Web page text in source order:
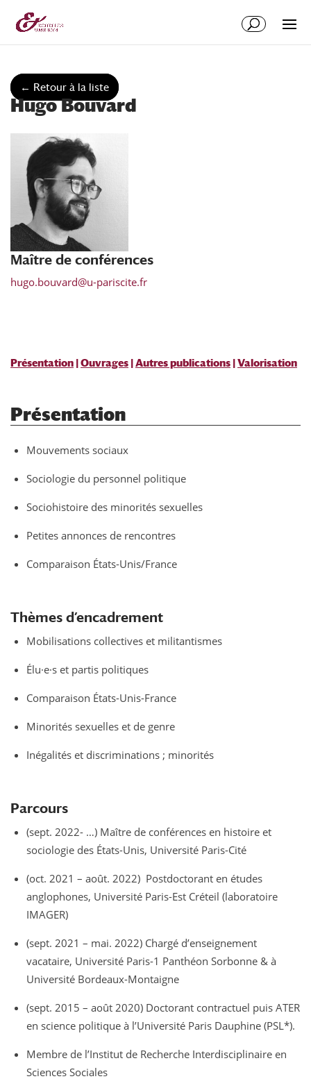
← Retour à la liste
Hugo Bouvard
Maître de conférences
hugo.bouvard@u-pariscite.fr
Présentation |Ouvrages |Autres publications |Valorisation
Présentation
Mouvements sociaux
Sociologie du personnel politique
Sociohistoire des minorités sexuelles
Petites annonces de rencontres
Comparaison États-Unis/France
Thèmes d’encadrement
Mobilisations collectives et militantismes
Élu·e·s et partis politiques
Comparaison États-Unis-France
Minorités sexuelles et de genre
Inégalités et discriminations ; minorités
Parcours
(sept. 2022- …) Maître de conférences en histoire et
sociologie des États-Unis, Université Paris-Cité
(oct. 2021 – août. 2022) Postdoctorant en études
anglophones, Université Paris-Est Créteil (laboratoire
IMAGER)
(sept. 2021 – mai. 2022) Chargé d’enseignement
vacataire, Université Paris-1 Panthéon Sorbonne & à
Université Bordeaux-Montaigne
(sept. 2015 – août 2020) Doctorant contractuel puis ATER
en science politique à l’Université Paris Dauphine (PSL*).
Membre de l’Institut de Recherche Interdisciplinaire en
Sciences Sociales